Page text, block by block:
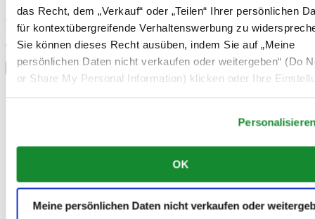
das Recht, dem „Verkauf“ oder „Teilen“ Ihrer persönlichen
für kontextübergreifende Verhaltenswerbung zu
Sie können dieses Recht ausüben, indem Sie auf „Meine
persönlichen Daten nicht verkaufen oder weitergeben“ (Do
or Share My Personal Information) klicken oder Ihre
OK
Meine persönlichen Daten nicht verkaufen oder
Abonnieren Sie unseren Newsletter und erhalten Sie exklusive
Information
Anmelden
Land/Region auswählen
Sprachumschalter
English
Deutschland
Finnland
France